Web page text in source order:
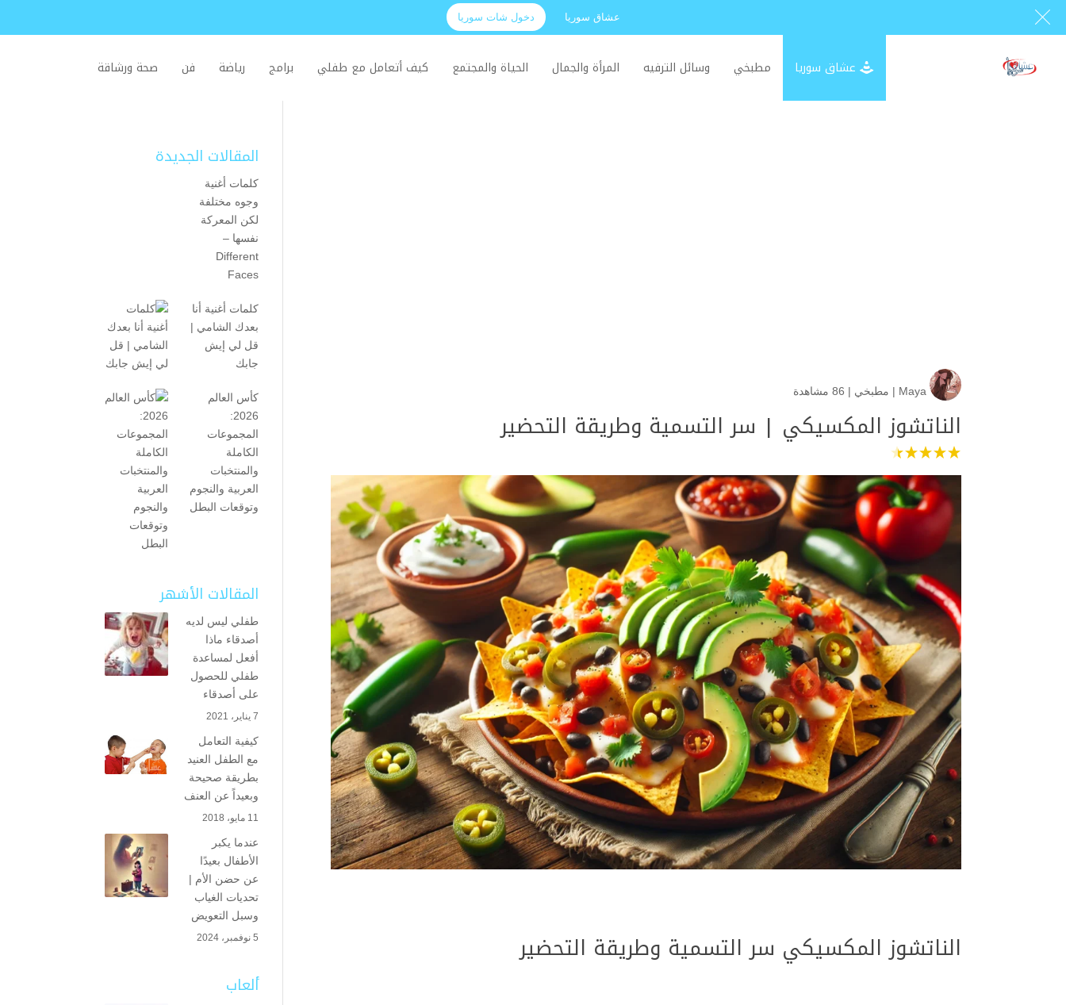
عشاق سوريا دخول شات سوريا
عشاق سوريا مطبخي وسائل الترفيه المرأة والجمال الحياة والمجتمع كيف أتعامل مع طفلي برامج رياضة فن صحة ورشاقة
Maya
| مطبخي | 86 مشاهدة
الناتشوز المكسيكي | سر التسمية وطريقة التحضير
الناتشوز المكسيكي سر التسمية وطريقة التحضير
المقالات الجديدة
كلمات أغنية
وجوه مختلفة
لكن المعركة
نفسها –
Different
Faces
كلمات أغنية أنا
بعدك الشامي |
قل لي إيش
جابك
كأس العالم
2026:
المجموعات
الكاملة
والمنتخبات
العربية والنجوم
وتوقعات البطل
المقالات الأشهر
طفلي ليس لديه
أصدقاء ماذا
أفعل لمساعدة
طفلي للحصول
على أصدقاء
7 يناير، 2021
كيفية التعامل
مع الطفل العنيد
بطريقة صحيحة
وبعيداً عن العنف
11 مايو، 2018
عندما يكبر
الأطفال بعيدًا
عن حضن الأم |
تحديات الغياب
وسبل التعويض
5 نوفمبر، 2024
ألعاب